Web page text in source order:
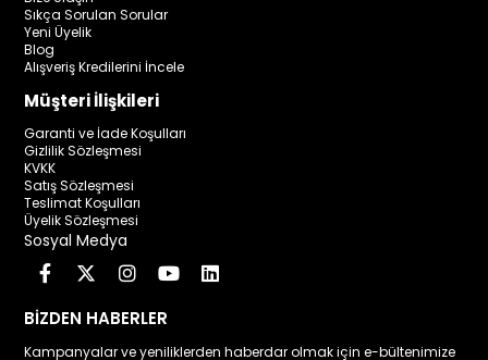
Sıkça Sorulan Sorular
Yeni Üyelik
Blog
Alışveriş Kredilerini İncele
Müşteri İlişkileri
Garanti ve İade Koşulları
Gizlilik Sözleşmesi
KVKK
Satış Sözleşmesi
Teslimat Koşulları
Üyelik Sözleşmesi
Sosyal Medya
BİZDEN HABERLER
Kampanyalar ve yeniliklerden haberdar olmak için e-bültenimize